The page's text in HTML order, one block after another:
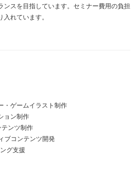
ンスを目指しています。セミナー費用の負担
れています。
・ゲームイラスト制作
ョン制作
ンツ制作
ブコンテンツ開発
グ支援